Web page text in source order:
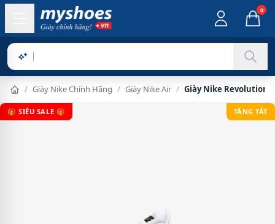
0
Sả
/ Giày Nike Chính Hãng / Giày Nike Air / Giày Nike Revolution
🎁 SIÊU SALE 🎁 TẶNG TẤT